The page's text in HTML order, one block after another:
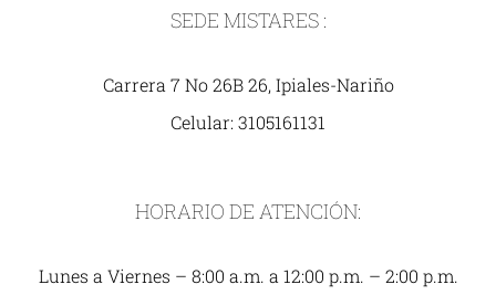
SEDE MISTARES :
Carrera 7 No 26B 26, Ipiales-Nariño
Celular: 3105161131
HORARIO DE ATENCIÓN:
Lunes a Viernes – 8:00 a.m. a 12:00 p.m. – 2:00 p.m.